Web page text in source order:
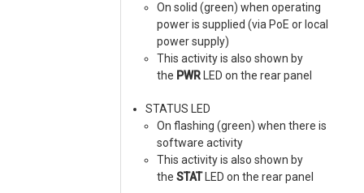
On solid (green) when operating
power is supplied (via PoE or local
power supply)
This activity is also shown by
the PWR LED on the rear panel
STATUS LED
On flashing (green) when there is
software activity
This activity is also shown by
the STATLED on the rear panel